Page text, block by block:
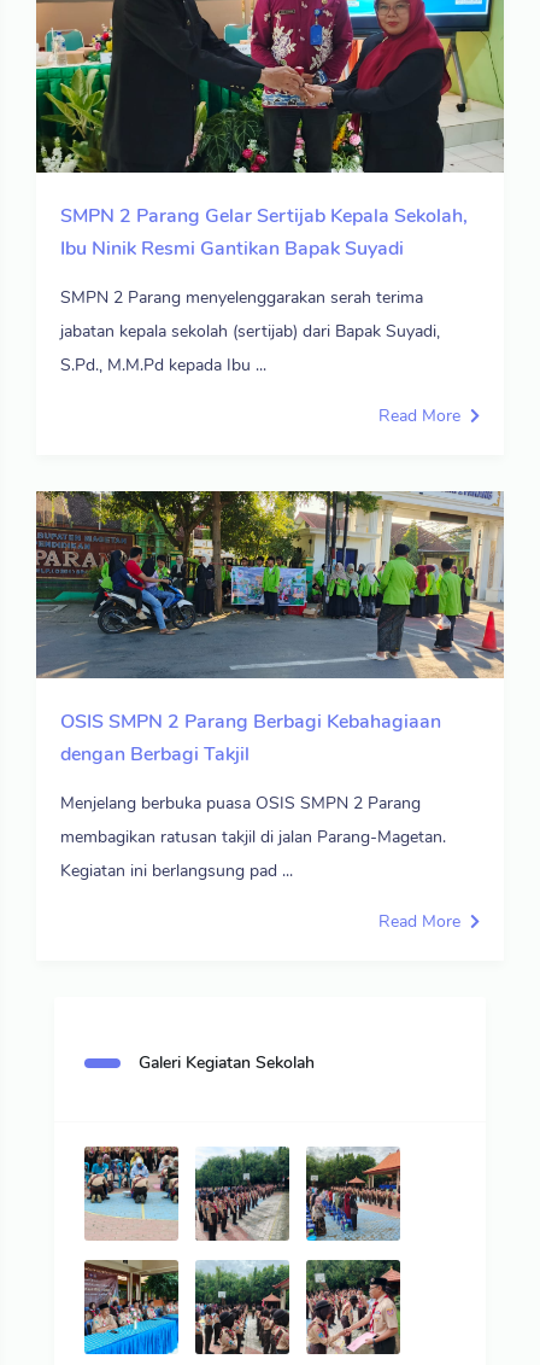
SMPN 2 Parang Gelar Sertijab Kepala Sekolah,
Ibu Ninik Resmi Gantikan Bapak Suyadi
SMPN 2 Parang menyelenggarakan serah terima
jabatan kepala sekolah (sertijab) dari Bapak Suyadi,
S.Pd., M.M.Pd kepada Ibu ...
Read More
OSIS SMPN 2 Parang Berbagi Kebahagiaan
dengan Berbagi Takjil
Menjelang berbuka puasa OSIS SMPN 2 Parang
membagikan ratusan takjil di jalan Parang-Magetan.
Kegiatan ini berlangsung pad ...
Read More
Galeri Kegiatan Sekolah